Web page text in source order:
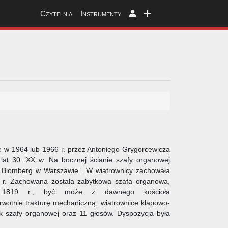
Czytelnia Instrumenty
1964 lub 1966 r. przez Antoniego Grygorcewicza
30. XX w. Na bocznej ścianie szafy organowej
w Warszawie”. W wiatrownicy zachowała
Zachowana została zabytkowa szafa organowa,
r., być może z dawnego kościoła
trakturę mechaniczną, wiatrownice klapowo-
organowej oraz 11 głosów. Dyspozycja była